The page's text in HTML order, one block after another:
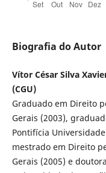
Biografia do Autor
Vítor César Silva
(CGU)
Graduado em Direito
Gerais (2003),
Pontifícia
mestrado em Direito
Gerais (2005) e